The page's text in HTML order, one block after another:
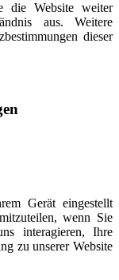
die Website weiter
aus. Weitere
dieser
Gerät eingestellt
wenn Sie
interagieren, Ihre
zu unserer Website